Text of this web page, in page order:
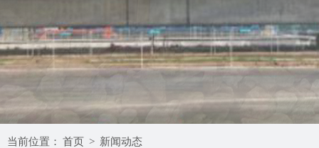
当前位置： 首页 > 新闻动态